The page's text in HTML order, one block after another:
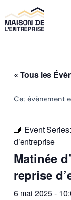
au
contenu
« Tous les
Cet évènement
Event Series:
d’entreprise
Matinée
reprise
6 mai 2025 -